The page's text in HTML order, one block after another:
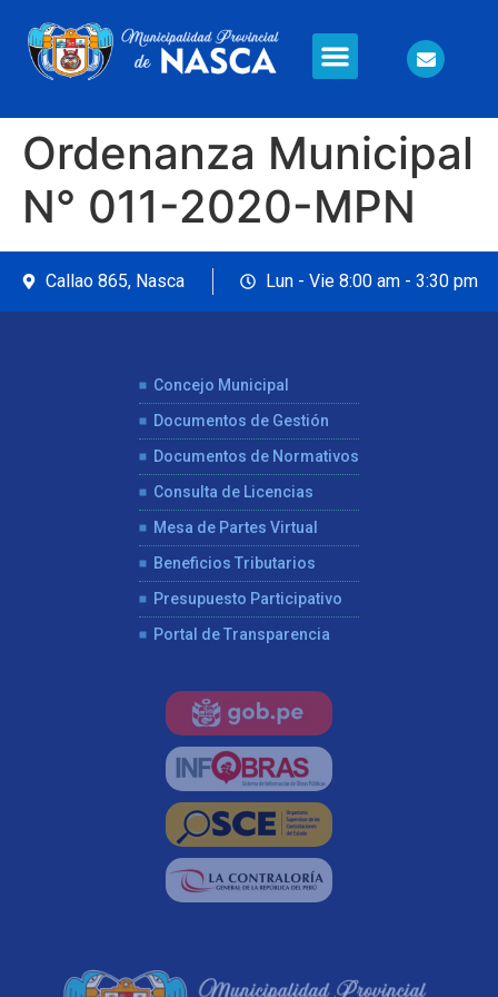
Ordenanza Municipal
N° 011-2020-MPN
Callao 865, Nasca Lun - Vie 8:00 am - 3:30 pm
Concejo Municipal
Documentos de Gestión
Documentos de Normativos
Consulta de Licencias
Mesa de Partes Virtual
Beneficios Tributarios
Presupuesto Participativo
Portal de Transparencia